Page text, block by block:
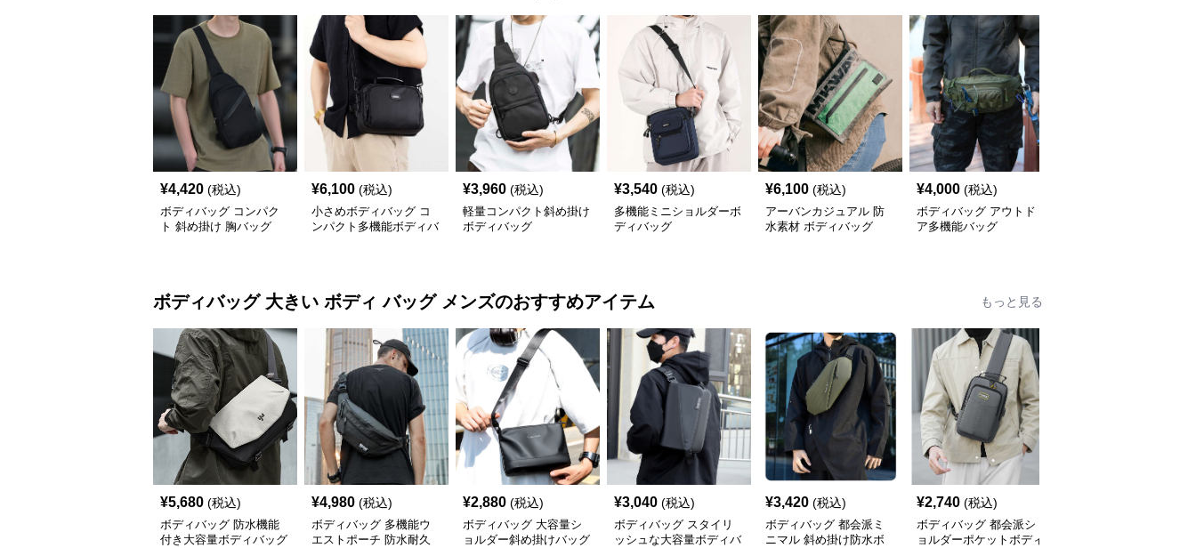
¥4,420 (税込)
ボディバッグ コンパク
ト 斜め掛け 胸バッグ
¥6,100 (税込)
小さめボディバッグ コ
ンパクト多機能ボディバ
¥3,960 (税込)
軽量コンパクト斜め掛け
ボディバッグ
¥3,540 (税込)
多機能ミニショルダーボ
ディバッグ
¥6,100 (税込)
アーバンカジュアル 防
水素材 ボディバッグ
¥4,000 (税込)
ボディバッグ アウトド
ア多機能バッグ
ボディバッグ 大きい ボディ バッグ メンズのおすすめアイテム もっと見る
¥5,680 (税込)
ボディバッグ 防水機能
付き大容量ボディバッグ
¥4,980 (税込)
ボディバッグ 多機能ウ
エストポーチ 防水耐久
¥2,880 (税込)
ボディバッグ 大容量シ
ョルダー斜め掛けバッグ
¥3,040 (税込)
ボディバッグ スタイリ
ッシュな大容量ボディバ
¥3,420 (税込)
ボディバッグ 都会派ミ
ニマル 斜め掛け防水ボ
¥2,740 (税込)
ボディバッグ 都会派シ
ョルダーポケットボディ